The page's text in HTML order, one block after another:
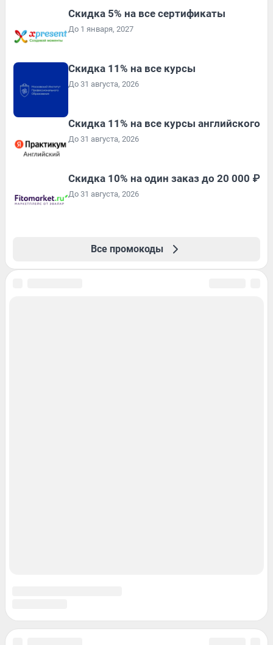
Скидка 5% на все сертификаты
До 1 января, 2027
Скидка 11% на все курсы
До 31 августа, 2026
Скидка 11% на все курсы английского
До 31 августа, 2026
Скидка 10% на один заказ до 20 000 ₽
До 31 августа, 2026
Все промокоды